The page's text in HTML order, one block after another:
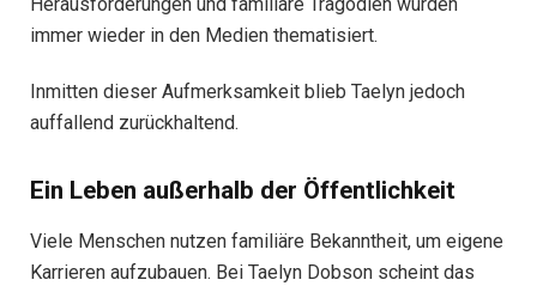
immer wieder in den Medien thematisiert.
Inmitten dieser Aufmerksamkeit blieb Taelyn jedoch
auffallend zurückhaltend.
Ein Leben außerhalb der Öffentlichkeit
Viele Menschen nutzen familiäre Bekanntheit, um eigene
Karrieren aufzubauen. Bei Taelyn Dobson scheint das